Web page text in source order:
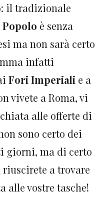
il tradizionale
Popolo è senza
ma non sarà certo
infatti
Fori Imperiali e a
vivete a Roma, vi
alle offerte di
sono certo dei
giorni, ma di certo
a trovare
alle vostre tasche!